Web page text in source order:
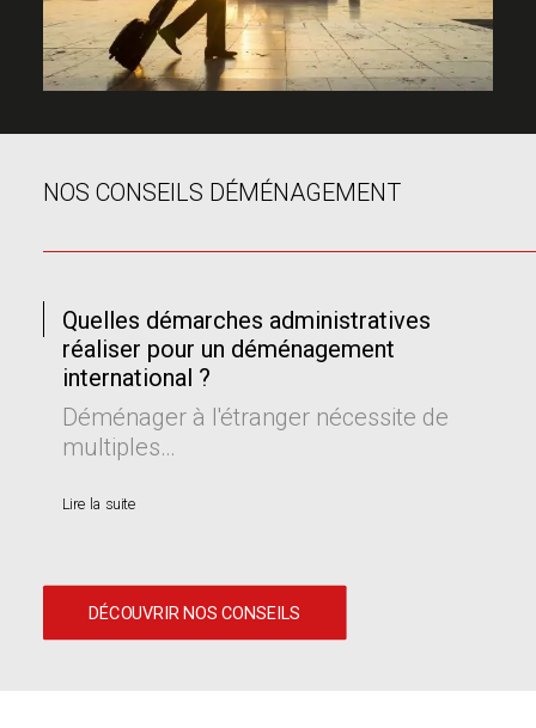
NOS CONSEILS DÉMÉNAGEMENT
Quelles démarches administratives
réaliser pour un déménagement
international ?
Déménager à l'étranger nécessite de
multiples…
Lire la suite
DÉCOUVRIR NOS CONSEILS